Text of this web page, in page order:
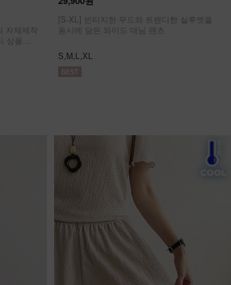
체제작
상품
[S-XL] 빈티지한 무드와 트렌디한 실루엣을
동시에 담은 와이드 데님 팬츠
S,M,L,XL